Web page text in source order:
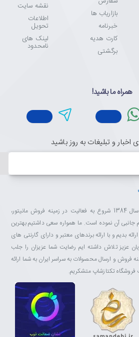
بازاریاب ها
خبرنامه
کارت هدیه
برگشتی
نقشه سایت
اطلاعات
تحویل
لینک های
نامحدود
همراه ما باشید!
اخبار و تبلیغات به روز باشید
فروشگاه اینترنتی تکتازشاپ از سال 1384 شروع به فعالیت در زمینه فروش مانیتور،
جانبی آن نموده است. ما همواره سعی داشتیم بهترین
بدیم و با ارائه برندهای معتبر و دارای گارنتی های
عزیز تلاش داشته ایم رضایت شما عزیزان را جلب
فروش و ارسال محصولات به سراسر ایران به شما ارائه
فروشگاه تکتازشاپ متشکریم.